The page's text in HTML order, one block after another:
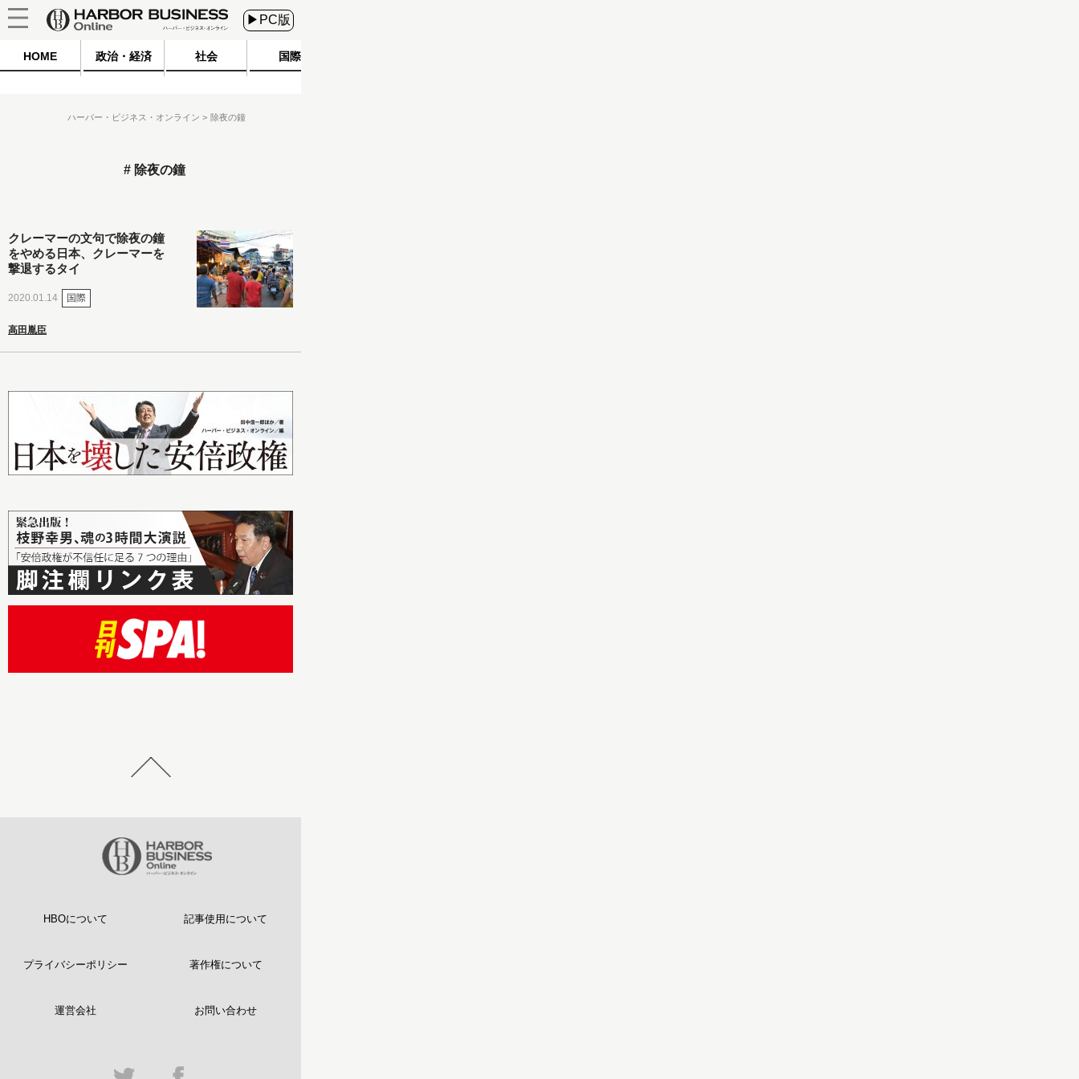
▶PC版
HOME 政治・経済 社会 国際
ハーバー・ビジネス・オンライン 除夜の鐘
除夜の鐘
クレーマーの文句で除夜の鐘
をやめる日本、クレーマーを
撃退するタイ
2020.01.14 国際
高田胤臣
HBOについて 記事使用について
プライバシーポリシー 著作権について
運営会社 お問い合わせ